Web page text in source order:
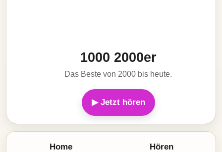
1000 2000er
Das Beste von 2000 bis heute.
▶ Jetzt hören
Home Hören